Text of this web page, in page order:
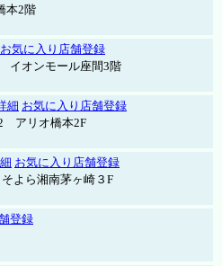
本2階
お気に入り店舗登録
イオンモール座間3階
細 お気に入り店舗登録
アリオ橋本2F
お気に入り店舗登録
よら湘南茅ヶ崎３F
登録